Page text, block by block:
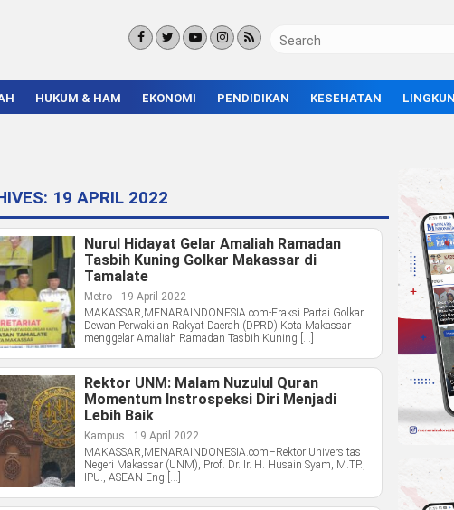
HUKUM & HAM EKONOMI PENDIDIKAN KESEHATAN
19 APRIL 2022
Nurul Hidayat Gelar Amaliah Ramadan
Tasbih Kuning Golkar Makassar di
Tamalate
Metro
19 April 2022
MAKASSAR,MENARAINDONESIA.com-Fraksi Partai Golkar
Dewan Perwakilan Rakyat Daerah (DPRD) Kota Makassar
menggelar Amaliah Ramadan Tasbih Kuning […]
Rektor UNM: Malam Nuzulul Quran
Momentum Instrospeksi Diri Menjadi
Lebih Baik
Kampus
19 April 2022
MAKASSAR,MENARAINDONESIA.com–Rektor Universitas
Negeri Makassar (UNM), Prof. Dr. Ir. H. Husain Syam, M.TP.,
IPU., ASEAN Eng […]